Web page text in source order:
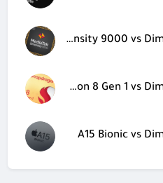
Dimensity 9000 vs Dimensity 9000 Plus
Snapdragon 8 Gen 1 vs Dimensity 9000 Plus
A15 Bionic vs